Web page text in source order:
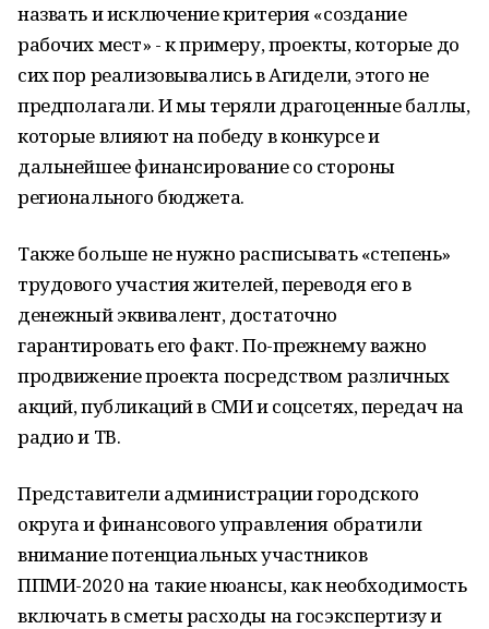
назвать и исключение критерия «создание
рабочих мест» - к примеру, проекты, которые до
сих пор реализовывались в Агидели, этого не
предполагали. И мы теряли драгоценные баллы,
которые влияют на победу в конкурсе и
дальнейшее финансирование со стороны
регионального бюджета.
Также больше не нужно расписывать «степень»
трудового участия жителей, переводя его в
денежный эквивалент, достаточно
гарантировать его факт. По-прежнему важно
продвижение проекта посредством различных
акций, публикаций в СМИ и соцсетях, передач на
радио и ТВ.
Представители администрации городского
округа и финансового управления обратили
внимание потенциальных участников
ППМИ-2020 на такие нюансы, как необходимость
включать в сметы расходы на госэкспертизу и